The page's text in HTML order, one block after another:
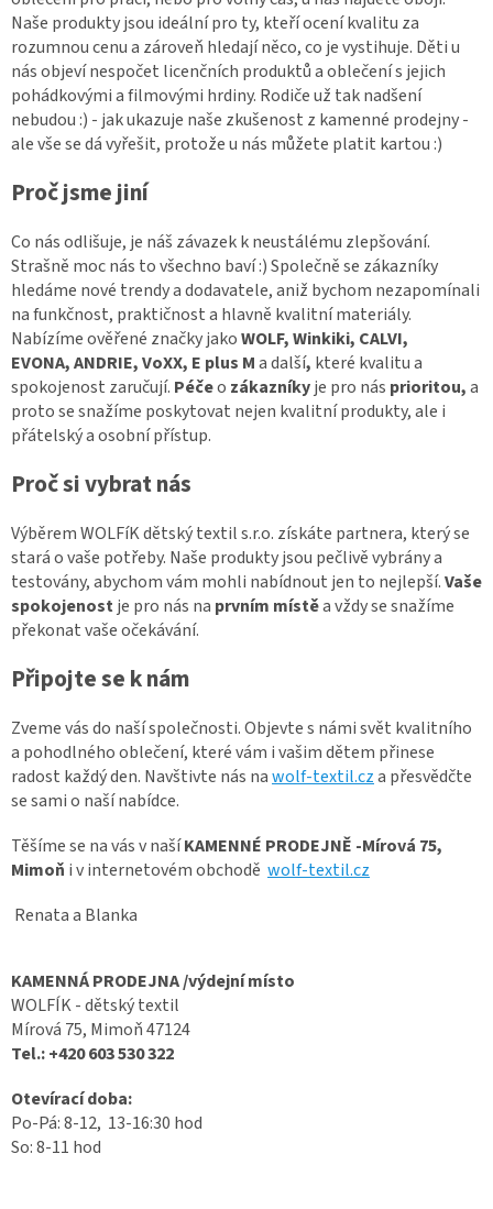
Naše produkty jsou ideální pro ty, kteří ocení kvalitu za
rozumnou cenu a zároveň hledají něco, co je vystihuje. Děti u
nás objeví nespočet licenčních produktů a oblečení s jejich
pohádkovými a filmovými hrdiny. Rodiče už tak nadšení
nebudou :) - jak ukazuje naše zkušenost z kamenné prodejny -
ale vše se dá vyřešit, protože u nás můžete platit kartou :)
Proč jsme jiní
Co nás odlišuje, je náš závazek k neustálému zlepšování.
Strašně moc nás to všechno baví :) Společně se zákazníky
hledáme nové trendy a dodavatele, aniž bychom nezapomínali
na funkčnost, praktičnost a hlavně kvalitní materiály.
Nabízíme ověřené značky jakoWOLF, Winkiki, CALVI,
EVONA,ANDRIE, VoXX, E plus Ma další, které kvalitu a
spokojenost zaručují. Péčeo zákazníkyje pro nás prioritou,a
proto se snažíme poskytovat nejen kvalitní produkty, ale i
přátelský a osobní přístup.
Proč si vybrat nás
Výběrem WOLFíK dětský textil s.r.o. získáte partnera, který se
stará o vaše potřeby. Naše produkty jsou pečlivě vybrány a
testovány, abychom vám mohli nabídnout jen to nejlepší.Vaše
spokojenostje pro nás na prvním místěa vždy se snažíme
překonat vaše očekávání.
Připojte seknám
Zveme vás do naší společnosti. Objevte s námi svět kvalitního
a pohodlného oblečení, které vám i vašim dětem přinese
radost každý den. Navštivte nás nawolf-textil.cza přesvědčte
se sami o naší nabídce.
Těšíme se na vás v našíKAMENNÉ PRODEJNĚ -Mírová 75,
Mimoň i v internetovém obchodě wolf-textil.cz
Renata a Blanka
KAMENNÁ PRODEJNA /výdejní místo
WOLFÍK - dětský textil
Mírová 75, Mimoň 47124
Tel.:+420 603 530 322
Otevírací doba:
Po-Pá: 8-12, 13-16:30 hod
So: 8-11 hod